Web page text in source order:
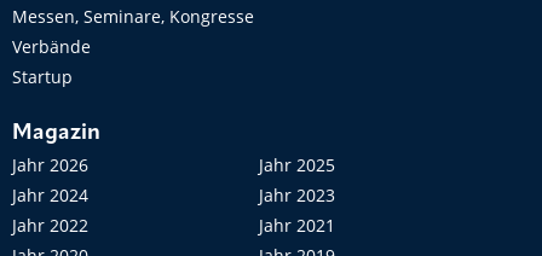
Messen, Seminare, Kongresse
Verbände
Startup
Magazin
Jahr 2026
Jahr 2025
Jahr 2024
Jahr 2023
Jahr 2022
Jahr 2021